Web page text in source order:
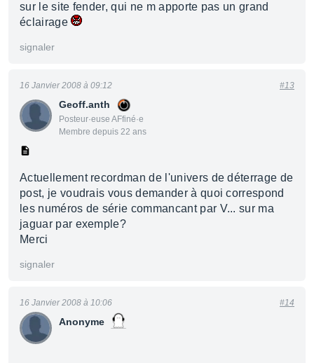
sur le site fender, qui ne m apporte pas un grand
éclairage
signaler
Geoff.anth
Posteur·euse AFfiné·e
Membre depuis 22 ans
16 Janvier 2008 à 09:12 #13
Actuellement recordman de l'univers de déterrage de
post, je voudrais vous demander à quoi correspond
les numéros de série commancant par V... sur ma
jaguar par exemple?
Merci
signaler
Anonyme
16 Janvier 2008 à 10:06 #14